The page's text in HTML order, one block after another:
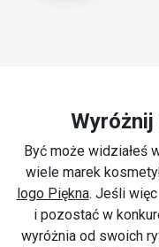
Wyróżnij
Być może widziałeś
wiele marek
logo Piękna. Jeśli
i pozostać w
wyróżnia od swoich